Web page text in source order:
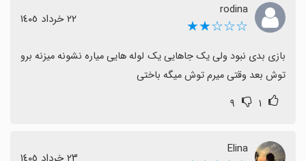
مپ‌ها تکراری به نظر می‌رسند و به‌نظر می‌رسد تکه‌های نقشه
مشکلات طراحی مپ
برخی مسیرها مانند لوله‌ها می‌تواند باعث باخت شود و گاهی
بازخورد بخش آنلاین
rodina
☆☆☆★★ ٢٢ خرداد ١٤٠٥
توش بعد وقتی میرم توش میگه باختی
۱ ۹
Elina